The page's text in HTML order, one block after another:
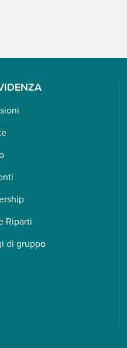
Riparti
di gruppo